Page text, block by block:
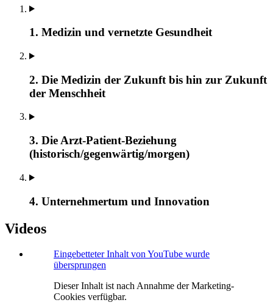
1. Medizin und vernetzte Gesundheit
2. Die Medizin der Zukunft bis hin zur Zukunft
der Menschheit
3. Die Arzt-Patient-Beziehung
(historisch/gegenwärtig/morgen)
4. Unternehmertum und Innovation
Videos
Eingebetteter Inhalt von YouTube wurde
übersprungen
Dieser Inhalt ist nach Annahme der Marketing-
Cookies verfügbar.